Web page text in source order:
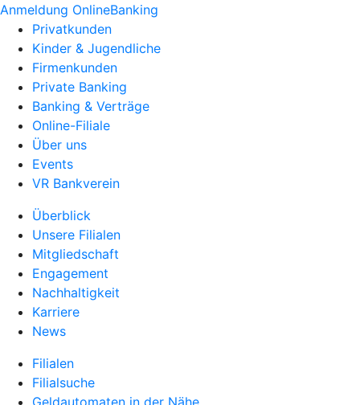
Anmeldung OnlineBanking
Privatkunden
Kinder & Jugendliche
Firmenkunden
Private Banking
Banking & Verträge
Online-Filiale
Über uns
Events
VR Bankverein
Überblick
Unsere Filialen
Mitgliedschaft
Engagement
Nachhaltigkeit
Karriere
News
Filialen
Filialsuche
Geldautomaten in der Nähe